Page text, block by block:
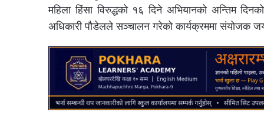
महिला हिंसा विरुद्धको १६ दिने अभियानको अन्तिम
अधिकारी पौडेलले सञ्चालन गरेको कार्यक्रममा संयोजक